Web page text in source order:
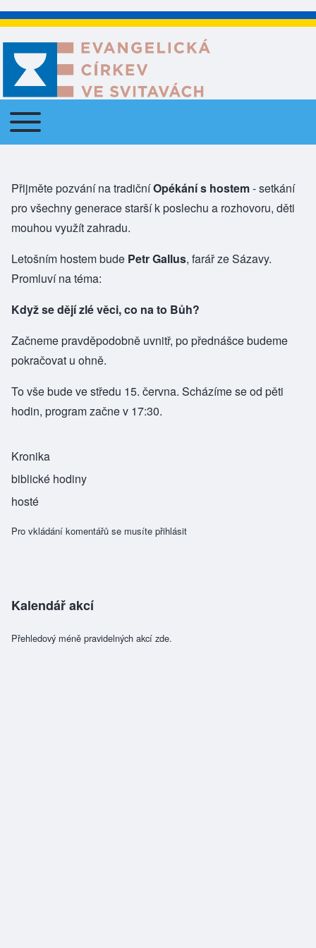
Main navigation
Toggle main menu
Přijměte pozvání na tradičníOpékání s hostem- setkání
pro všechny generace starší k poslechu a rozhovoru, děti
mouhou využít zahradu.
Letošním hostem bude Petr Gallus, farář ze Sázavy.
Promluví na téma:
Když se dějí zlé věci, co na to Bůh?
Začneme pravděpodobně uvnitř, po přednášce budeme
pokračovat u ohně.
To vše bude ve středu 15. června. Scházíme se od pěti
hodin, program začne v 17:30.
Kronika
biblické hodiny
hosté
Pro vkládání komentářů se musíte přihlásit
Kalendář akcí
Přehledový méně pravidelných akcí zde.